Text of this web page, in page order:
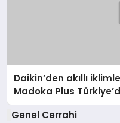
Daikin’den akıllı
Madoka Plus
Genel Cerrahi